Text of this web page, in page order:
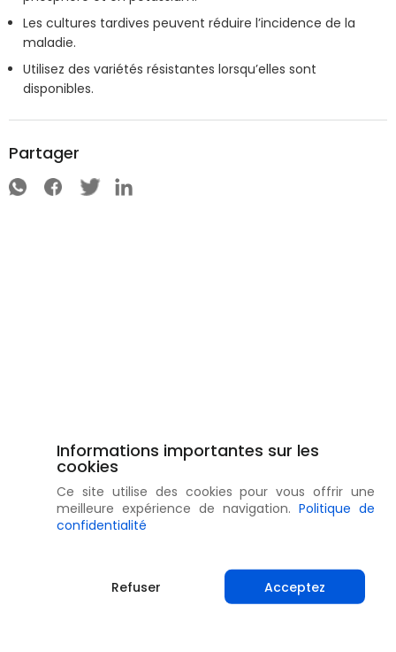
Les cultures tardives peuvent réduire l’incidence de la
maladie.
Utilisez des variétés résistantes lorsqu’elles sont
disponibles.
Partager
Informations importantes sur les
cookies
Ce site utilise des cookies pour vous offrir une
meilleure expérience de navigation. Politique de
confidentialité
Refuser Acceptez